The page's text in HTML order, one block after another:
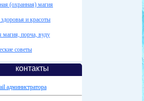
(охранная) магия
и красоты
магия, порча, вуду
советы
контакты
администратора